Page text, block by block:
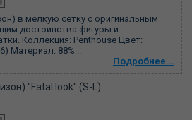
в мелкую сетку с оригинальным
достоинства фигуры и
Коллекция: Penthouse Цвет:
Материал: 88%...
Подробнее...
"Fatal look" (S-L).